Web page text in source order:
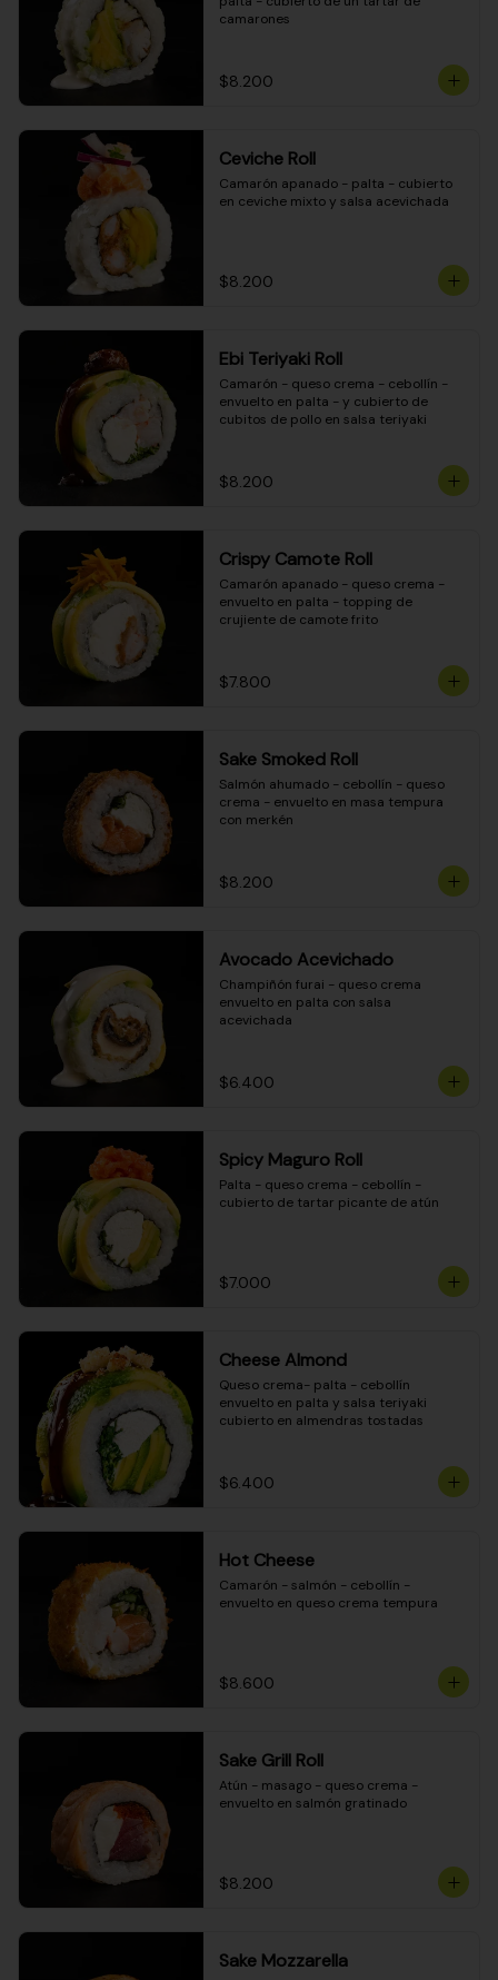
camarones
$8.200
Ceviche Roll
Camarón apanado - palta - cubierto
en ceviche mixto y salsa acevichada
$8.200
Ebi Teriyaki Roll
Camarón - queso crema - cebollín -
envuelto en palta - y cubierto de
cubitos de pollo en salsa teriyaki
$8.200
Crispy Camote Roll
Camarón apanado - queso crema -
envuelto en palta - topping de
crujiente de camote frito
$7.800
Sake Smoked Roll
Salmón ahumado - cebollín - queso
crema - envuelto en masa tempura
con merkén
$8.200
Avocado Acevichado
Champiñón furai - queso crema
envuelto en palta con salsa
acevichada
$6.400
Spicy Maguro Roll
Palta - queso crema - cebollín -
cubierto de tartar picante de atún
$7.000
Cheese Almond
Queso crema- palta - cebollín
envuelto en palta y salsa teriyaki
cubierto en almendras tostadas
$6.400
Hot Cheese
Camarón - salmón - cebollín -
envuelto en queso crema tempura
$8.600
Sake Grill Roll
Atún - masago - queso crema -
envuelto en salmón gratinado
$8.200
Sake Mozzarella